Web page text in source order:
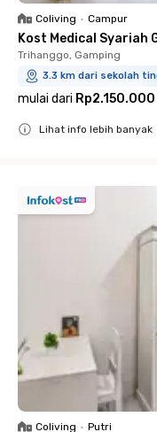
Coliving • Campur
Kost Medical Syariah
Trihanggo, Gamping
3.3 km dari sekolah
mulai dari Rp2.150.000
Lihat info lebih banyak
Coliving • Putri